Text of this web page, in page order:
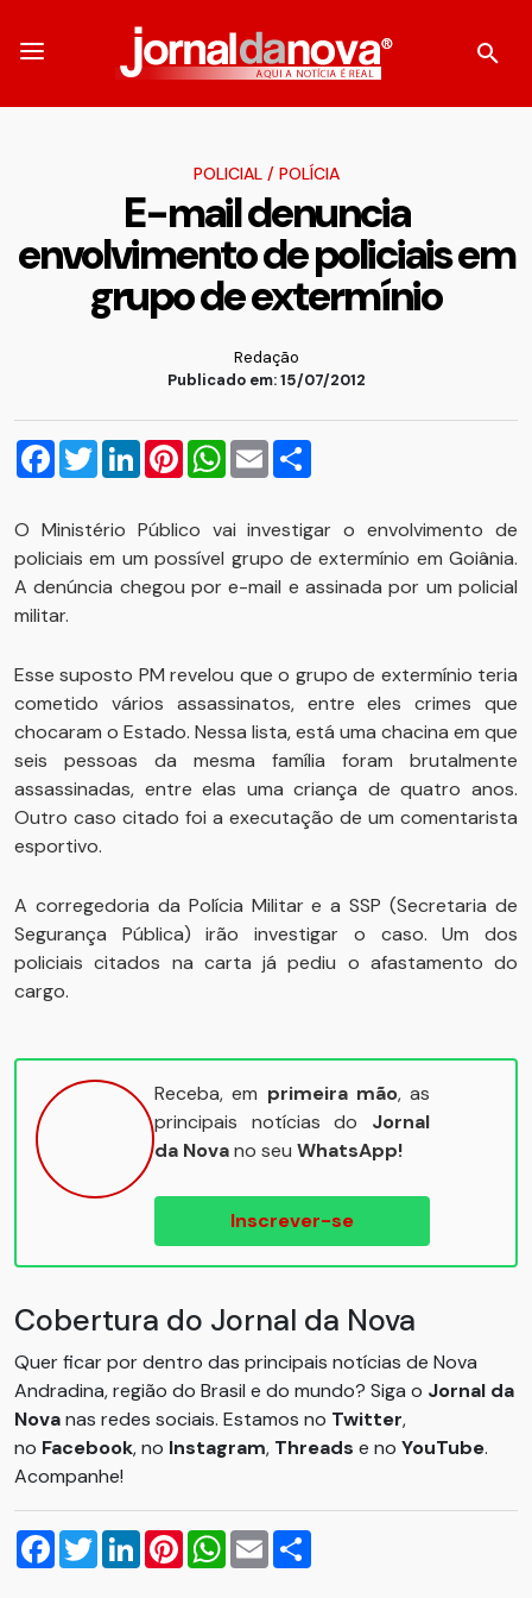
POLICIAL/ POLÍCIA
E-mail denuncia
envolvimento de policiais em
grupo de extermínio
Redação
Publicado em: 15/07/2012
Facebook
TwitterLinkedInPinterestWhatsApp
Email
O Ministério Público vai investigar o envolvimento de
policiais em um possível grupo de extermínio em Goiânia.
A denúncia chegou por e-mail e assinada por um policial
militar.
Esse suposto PM revelou que o grupo de extermínio teria
cometido vários assassinatos, entre eles crimes que
chocaram o Estado. Nessa lista, está uma chacina em que
seis pessoas da mesma família foram brutalmente
assassinadas, entre elas uma criança de quatro anos.
Outro caso citado foi a executação de um comentarista
esportivo.
A corregedoria da Polícia Militar e a SSP (Secretaria de
Segurança Pública) irão investigar o caso. Um dos
policiais citados na carta já pediu o afastamento do
cargo.
Receba, em primeira mão, as
principais notícias do Jornal
da Novano seu WhatsApp!
Inscrever-se
Cobertura do Jornal da Nova
Quer ficar por dentro das principais notícias de Nova
Andradina, região do Brasil e do mundo? Siga o Jornal da
Novanas redes sociais. Estamos no Twitter,
no Facebook, no Instagram, Threads e no YouTube.
Acompanhe!
Facebook
TwitterLinkedInPinterestWhatsApp
Email